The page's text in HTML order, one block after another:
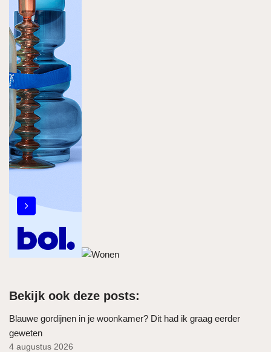
Bekijk ook deze posts:
Blauwe gordijnen in je woonkamer? Dit had ik graag eerder
geweten
4 augustus 2026